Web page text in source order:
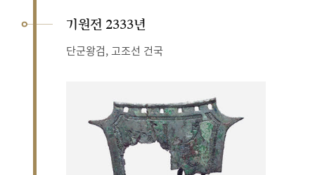
기원전 2333년
단군왕검, 고조선 건국